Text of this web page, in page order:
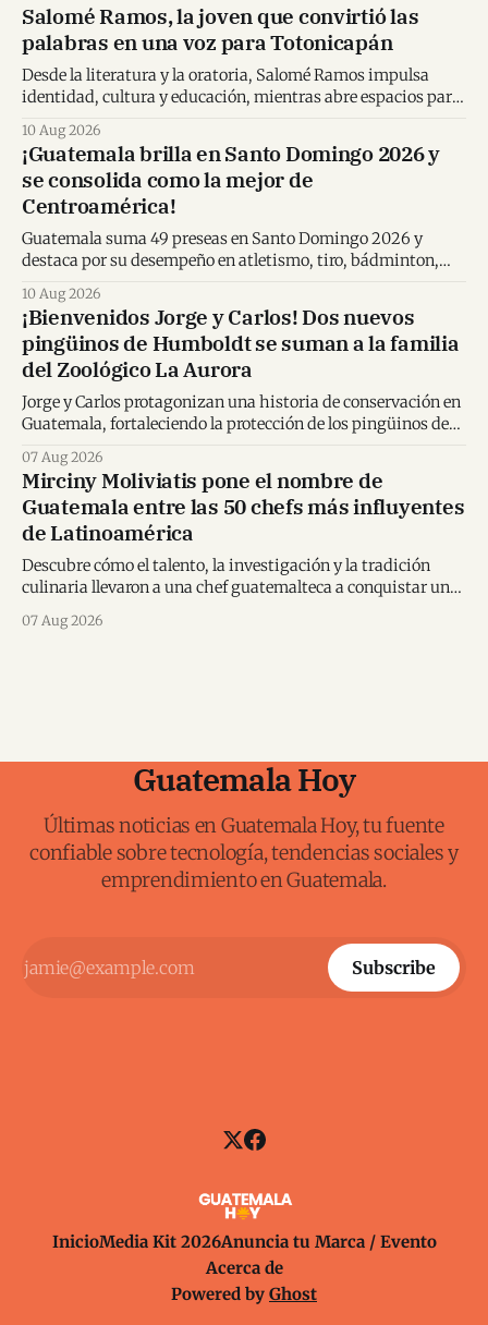
Salomé Ramos, la joven que convirtió las
palabras en una voz para Totonicapán
Desde la literatura y la oratoria, Salomé Ramos impulsa
identidad, cultura y educación, mientras abre espacios para
10 Aug 2026
¡Guatemala brilla en Santo Domingo 2026 y
se consolida como la mejor de
Centroamérica!
Guatemala suma 49 preseas en Santo Domingo 2026 y
destaca por su desempeño en atletismo, tiro, bádminton,
10 Aug 2026
¡Bienvenidos Jorge y Carlos! Dos nuevos
pingüinos de Humboldt se suman a la familia
del Zoológico La Aurora
Jorge y Carlos protagonizan una historia de conservación en
Guatemala, fortaleciendo la protección de los pingüinos de
07 Aug 2026
Mirciny Moliviatis pone el nombre de
Guatemala entre las 50 chefs más influyentes
de Latinoamérica
Descubre cómo el talento, la investigación y la tradición
culinaria llevaron a una chef guatemalteca a conquistar un
07 Aug 2026
Guatemala Hoy
Últimas noticias en Guatemala Hoy, tu fuente
confiable sobre tecnología, tendencias sociales y
emprendimiento en Guatemala.
Subscribe
InicioMedia Kit 2026Anuncia tu Marca / Evento
Acerca de
Powered by Ghost